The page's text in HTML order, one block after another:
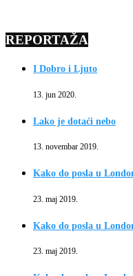
REPORTAŽA
I Dobro i Ljuto
13. jun 2020.
Lako je dotaći nebo
13. novembar 2019.
Kako do posla u
23. maj 2019.
Kako do posla u
23. maj 2019.